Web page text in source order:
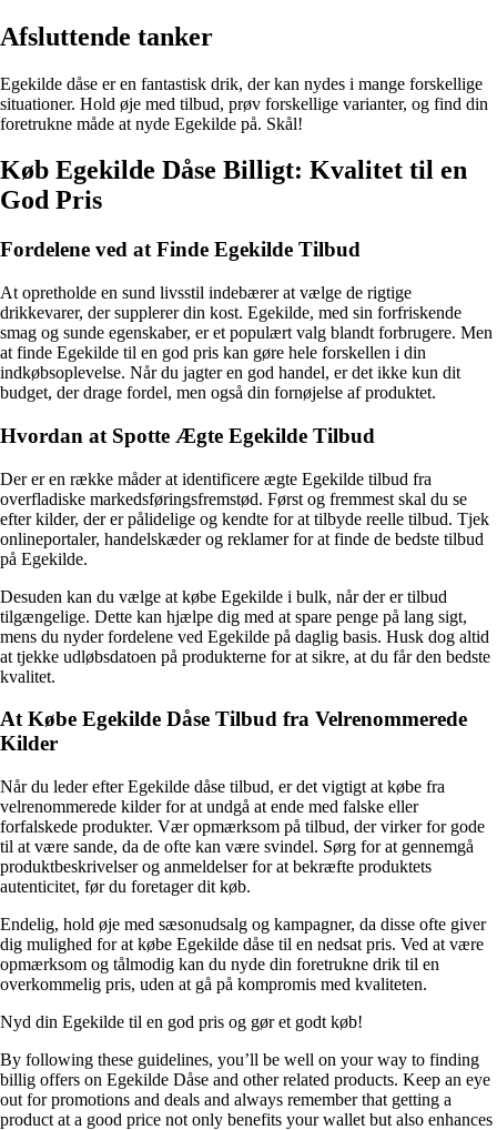
Afsluttende tanker
Egekilde dåse er en fantastisk drik, der kan nydes i mange forskellige
situationer. Hold øje med tilbud, prøv forskellige varianter, og find din
foretrukne måde at nyde Egekilde på. Skål!
Køb Egekilde Dåse Billigt: Kvalitet til en
God Pris
Fordelene ved at Finde Egekilde Tilbud
At opretholde en sund livsstil indebærer at vælge de rigtige
drikkevarer, der supplerer din kost. Egekilde, med sin forfriskende
smag og sunde egenskaber, er et populært valg blandt forbrugere. Men
at finde Egekilde til en god pris kan gøre hele forskellen i din
indkøbsoplevelse. Når du jagter en god handel, er det ikke kun dit
budget, der drage fordel, men også din fornøjelse af produktet.
Hvordan at Spotte Ægte Egekilde Tilbud
Der er en række måder at identificere ægte Egekilde tilbud fra
overfladiske markedsføringsfremstød. Først og fremmest skal du se
efter kilder, der er pålidelige og kendte for at tilbyde reelle tilbud. Tjek
onlineportaler, handelskæder og reklamer for at finde de bedste tilbud
på Egekilde.
Desuden kan du vælge at købe Egekilde i bulk, når der er tilbud
tilgængelige. Dette kan hjælpe dig med at spare penge på lang sigt,
mens du nyder fordelene ved Egekilde på daglig basis. Husk dog altid
at tjekke udløbsdatoen på produkterne for at sikre, at du får den bedste
kvalitet.
At Købe Egekilde Dåse Tilbud fra Velrenommerede
Kilder
Når du leder efter Egekilde dåse tilbud, er det vigtigt at købe fra
velrenommerede kilder for at undgå at ende med falske eller
forfalskede produkter. Vær opmærksom på tilbud, der virker for gode
til at være sande, da de ofte kan være svindel. Sørg for at gennemgå
produktbeskrivelser og anmeldelser for at bekræfte produktets
autenticitet, før du foretager dit køb.
Endelig, hold øje med sæsonudsalg og kampagner, da disse ofte giver
dig mulighed for at købe Egekilde dåse til en nedsat pris. Ved at være
opmærksom og tålmodig kan du nyde din foretrukne drik til en
overkommelig pris, uden at gå på kompromis med kvaliteten.
Nyd din Egekilde til en god pris og gør et godt køb!
By following these guidelines, you’ll be well on your way to finding
billig offers on Egekilde Dåse and other related products. Keep an eye
out for promotions and deals and always remember that getting a
product at a good price not only benefits your wallet but also enhances